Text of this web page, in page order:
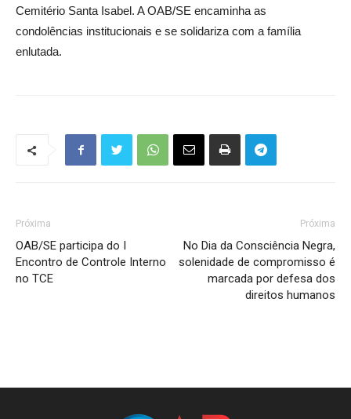
Cemitério Santa Isabel. A OAB/SE encaminha as
condolências institucionais e se solidariza com a família
enlutada.
Próxima
OAB/SE participa do I
Encontro de Controle Interno
no TCE
Próxima
No Dia da Consciência Negra,
solenidade de compromisso é
marcada por defesa dos
direitos humanos